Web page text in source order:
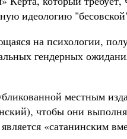
идеологию
на психологии,
гендерных
местным
чтобы они
«сатанинским